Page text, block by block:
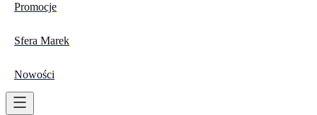
Promocje
Sfera Marek
Nowości